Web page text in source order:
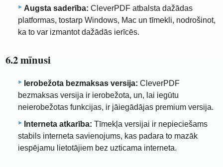
Augsta saderība: CleverPDF atbalsta dažādas
platformas, tostarp Windows, Mac un tīmekli, nodrošinot,
ka to var izmantot dažādās ierīcēs.
6.2 mīnusi
Ierobežota bezmaksas versija: CleverPDF
bezmaksas versija ir ierobežota, un, lai iegūtu
neierobežotas funkcijas, ir jāiegādājas premium versija.
Interneta atkarība: Tīmekļa versijai ir nepieciešams
stabils interneta savienojums, kas padara to mazāk
iespējamu lietotājiem bez uzticama interneta.